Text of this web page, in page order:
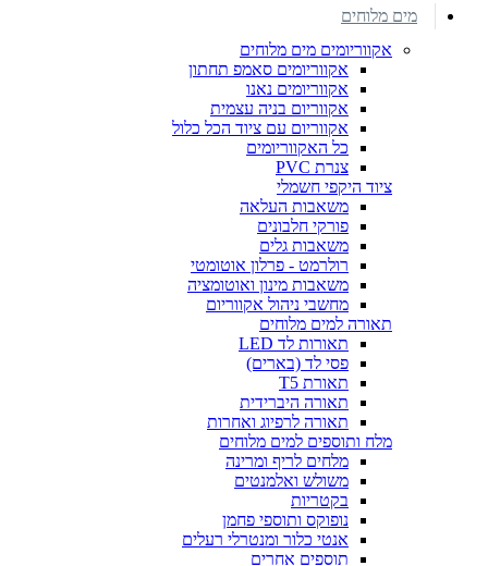
מים מלוחים
אקווריומים מים מלוחים
אקווריומים סאמפ תחתון
אקווריומים נאנו
אקווריום בניה עצמית
אקווריום עם ציוד הכל כלול
כל האקווריומים
צנרת PVC
ציוד היקפי חשמלי
משאבות העלאה
פורקי חלבונים
משאבות גלים
רולרמט - פרלון אוטומטי
משאבות מינון ואוטומציה
מחשבי ניהול אקווריום
תאורה למים מלוחים
תאורות לד LED
פסי לד (בארים)
תאורת T5
תאורה היברידית
תאורה לרפיוג ואחרות
מלח ותוספים למים מלוחים
מלחים לריף ומרינה
משולש ואלמנטים
בקטריות
נופוקס ותוספי פחמן
אנטי כלור ומנטרלי רעלים
תוספים אחרים